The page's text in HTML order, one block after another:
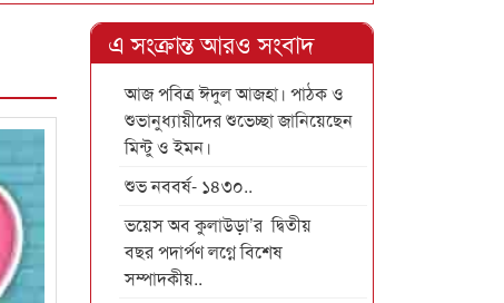
কুলাউড়ায় পাবলিক লাইব্রেরি পুনঃস্থাপনের দাবিতে ইউএনও বরাবর
এ সংক্রান্ত আরও সংবাদ
আজ পবিত্র ঈদুল আজহা। পাঠক ও
শুভানুধ্যায়ীদের শুভেচ্ছা জানিয়েছেন
মিন্টু ও ইমন।
শুভ নববর্ষ- ১৪৩০..
ভয়েস অব কুলাউড়া’র দ্বিতীয়
বছর পদার্পণ লগ্নে বিশেষ
সম্পাদকীয়..